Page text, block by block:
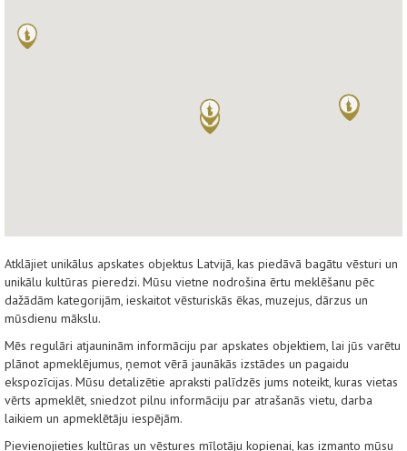
Atklājiet unikālus apskates objektus Latvijā, kas piedāvā bagātu vēsturi un
unikālu kultūras pieredzi. Mūsu vietne nodrošina ērtu meklēšanu pēc
dažādām kategorijām, ieskaitot vēsturiskās ēkas, muzejus, dārzus un
mūsdienu mākslu.
Mēs regulāri atjauninām informāciju par apskates objektiem, lai jūs varētu
plānot apmeklējumus, ņemot vērā jaunākās izstādes un pagaidu
ekspozīcijas. Mūsu detalizētie apraksti palīdzēs jums noteikt, kuras vietas
vērts apmeklēt, sniedzot pilnu informāciju par atrašanās vietu, darba
laikiem un apmeklētāju iespējām.
Pievienojieties kultūras un vēstures mīļotāju kopienai, kas izmanto mūsu